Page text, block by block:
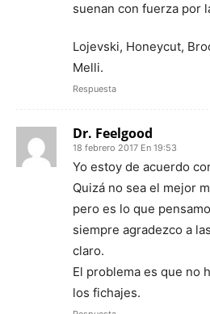
suenan con fuerza por
Lojevski, Honeycut,
Melli.
Respuesta
Dr. Feelgood
18 febrero 2017 En 19:53
Yo estoy de acuerdo
Quizá no sea el mejor
pero es lo que
siempre agradezco a
claro.
El problema es que no
los fichajes.